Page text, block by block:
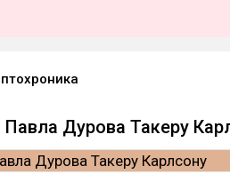
Дурова Такеру